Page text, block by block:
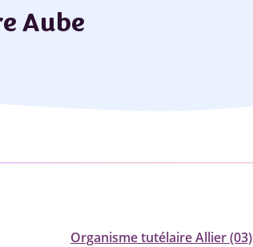
Aube
Organisme tutélaire Allier (03)